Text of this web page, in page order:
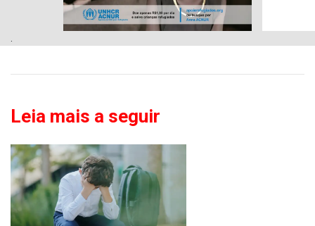
Leia mais a seguir